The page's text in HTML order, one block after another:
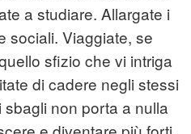
a studiare. Allargate i
sociali. Viaggiate, se
sfizio che vi intriga
di cadere negli stessi
non porta a nulla